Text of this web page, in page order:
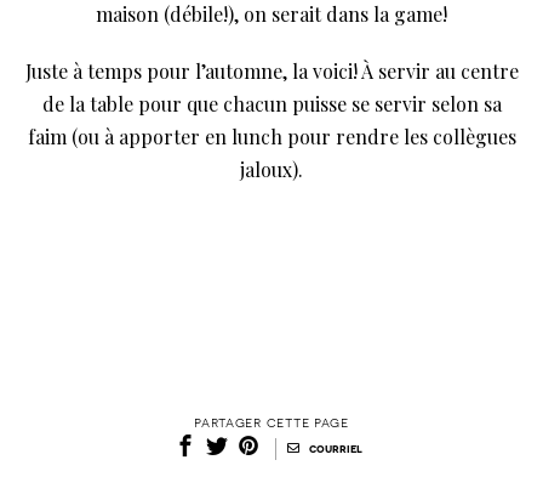
maison (débile!), on serait dans la game!
Juste à temps pour l’automne, la voici! À servir au centre
de la table pour que chacun puisse se servir selon sa
faim (ou à apporter en lunch pour rendre les collègues
jaloux).
partager cette page
courriel